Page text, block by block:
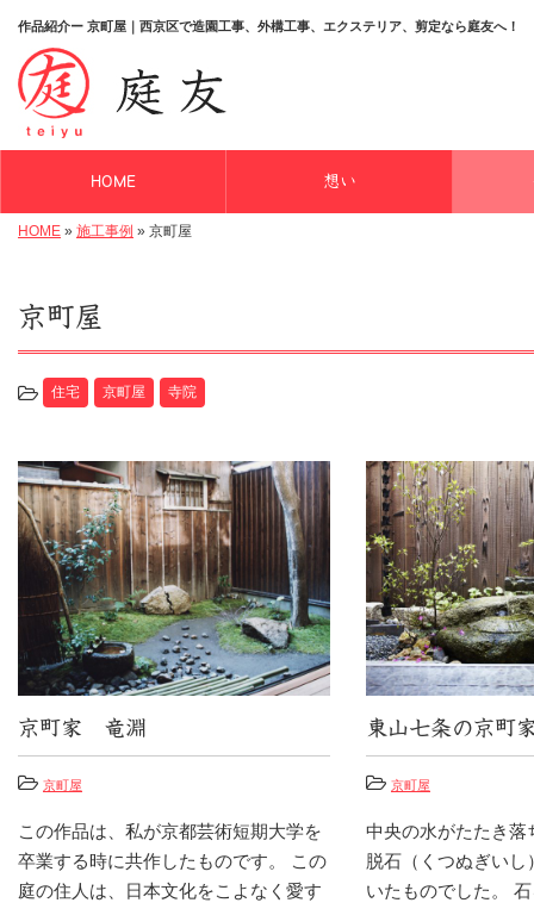
作品紹介ー 京町屋｜西京区で造園工事、外構工事、エクステリア、剪定なら庭友へ！
HOME 想い
HOME » 施工事例 » 京町屋
京町屋
住宅 京町屋 寺院
京町家 竜淵
京町屋
この作品は、私が京都芸術短期大学を
卒業する時に共作したものです。 この
庭の住人は、日本文化をこよなく愛す
東山七条の京町
京町屋
中央の水がたたき落
脱石（くつぬぎいし
いたものでした。